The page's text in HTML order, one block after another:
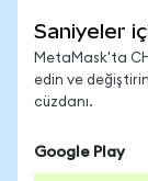
Saniyeler
MetaMask'ta
edin ve
cüzdanı.
Google Play